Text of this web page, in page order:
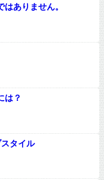
ありません。
は？
タイル